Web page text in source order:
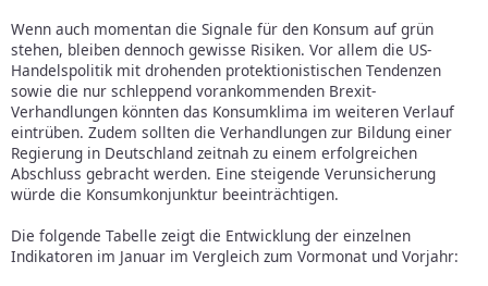
Wenn auch momentan die Signale für den Konsum auf grün
stehen, bleiben dennoch gewisse Risiken. Vor allem die US-
Handelspolitik mit drohenden protektionistischen Tendenzen
sowie die nur schleppend vorankommenden Brexit-
Verhandlungen könnten das Konsumklima im weiteren Verlauf
eintrüben. Zudem sollten die Verhandlungen zur Bildung einer
Regierung in Deutschland zeitnah zu einem erfolgreichen
Abschluss gebracht werden. Eine steigende Verunsicherung
würde die Konsumkonjunktur beeinträchtigen.
Die folgende Tabelle zeigt die Entwicklung der einzelnen
Indikatoren im Januar im Vergleich zum Vormonat und Vorjahr: